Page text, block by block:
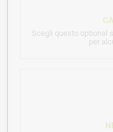
Scegli questo optional
per